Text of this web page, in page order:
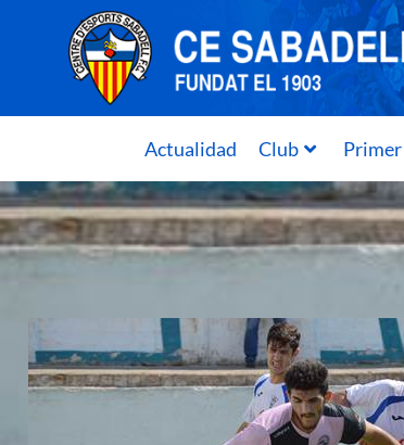
Actualidad Club